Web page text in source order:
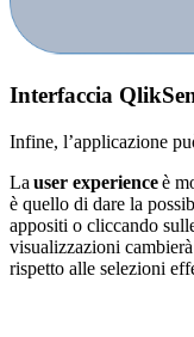
Interfaccia
Infine, l’applicazione
La user experienceè
è quello di dare la
appositi o cliccando
visualizzazioni
rispetto alle selezioni